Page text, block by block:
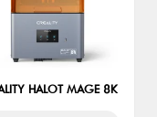
HALOT MAGE 8K